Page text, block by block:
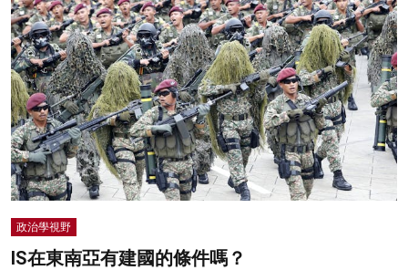
政治學視野
IS在東南亞有建國的條件嗎？